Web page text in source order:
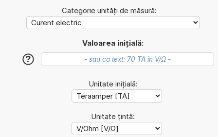
Categorie unități de măsură:
Valoarea inițială:
?
Unitate inițială:
Unitate țintă: